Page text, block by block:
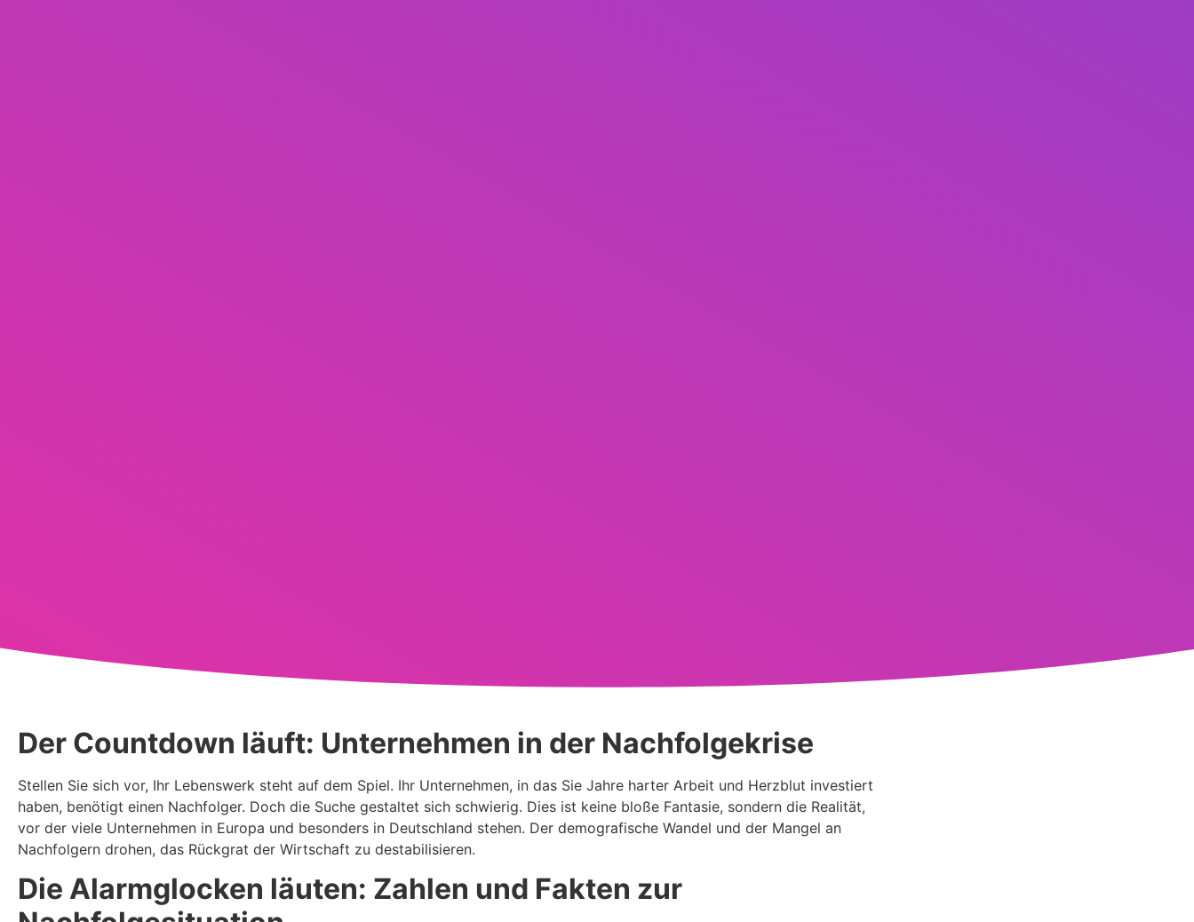
Der Countdown läuft: Unternehmen in der Nachfolgekrise
Stellen Sie sich vor, Ihr Lebenswerk steht auf dem Spiel. Ihr Unternehmen, in das Sie Jahre harter Arbeit und Herzblut investiert
haben, benötigt einen Nachfolger. Doch die Suche gestaltet sich schwierig. Dies ist keine bloße Fantasie, sondern die Realität,
vor der viele Unternehmen in Europa und besonders in Deutschland stehen. Der demografische Wandel und der Mangel an
Nachfolgern drohen, das Rückgrat der Wirtschaft zu destabilisieren.
Die Alarmglocken läuten: Zahlen und Fakten zur